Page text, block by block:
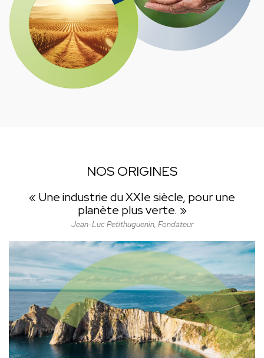
NOS ORIGINES
« Une industrie du XXIe siècle, pour une
planète plus verte. »
Jean-Luc Petithuguenin, Fondateur